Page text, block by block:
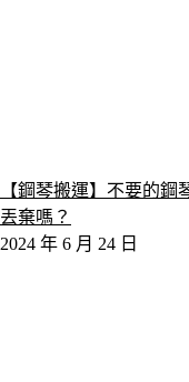
【鋼琴搬運】不要的
丟棄嗎？
2024 年 6 月 24 日